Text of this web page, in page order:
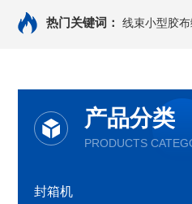
热门关键词： 线束小型胶
产品分类
PRODUCTS
封箱机